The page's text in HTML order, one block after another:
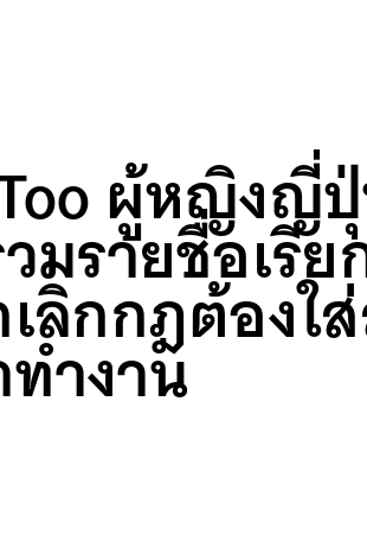
ผู้หญิงญี่
มรายชื่อเรีย
ลิกกฎต้องใ
ำงาน